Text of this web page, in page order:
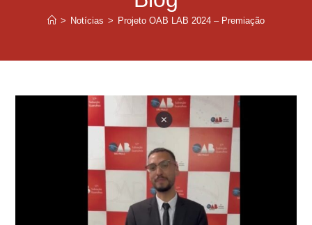
> Notícias > Projeto OAB LAB 2024 – Premiação